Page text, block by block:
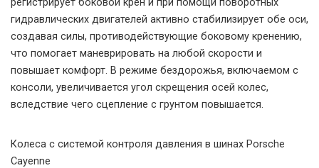
регистрирует боковой крен и при помощи поворотных
гидравлических двигателей активно стабилизирует обе оси,
создавая силы, противодействующие боковому кренению,
что помогает маневрировать на любой скорости и
повышает комфорт. В режиме бездорожья, включаемом с
консоли, увеличивается угол скрещения осей колес,
вследствие чего сцепление с грунтом повышается.
Колеса с системой контроля давления в шинах Porsche
Cayenne